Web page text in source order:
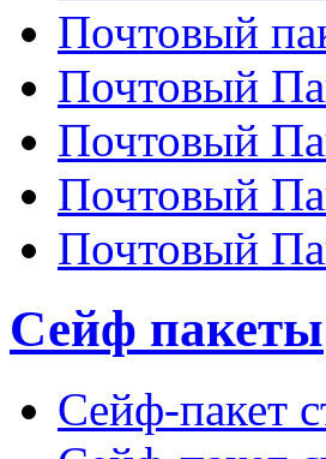
Почтовый
Почтовый
Почтовый
Почтовый
Почтовый
Сейф пакеты
Сейф-пакет